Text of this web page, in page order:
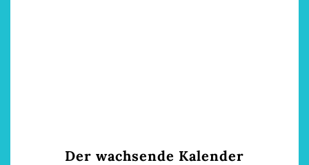
Der wachsende Kalender